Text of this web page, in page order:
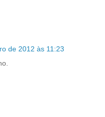
de 2012 às 11:23